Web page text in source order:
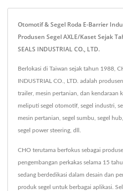
Otomotif & Segel Roda E-Barrier
Produsen Segel AXLE/Kaset Sejak
SEALS INDUSTRIAL CO., LTD.
Berlokasi di Taiwan sejak tahun 1988,
INDUSTRIAL CO., LTD. adalah
trailer, mesin pertanian, dan kendaraan
meliputi segel otomotif, segel industri,
mesin pertanian, segel sumbu, segel
segel power steering, dll.
CHO terutama berfokus sebagai
pengembangan perkakas selama 15
sedang berdedikasi dalam desain dan
produk segel untuk berbagai aplikasi.